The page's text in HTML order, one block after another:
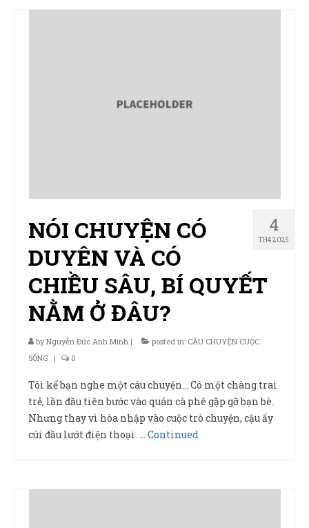
4
TH4 2025
NÓI CHUYỆN CÓ
DUYÊN VÀ CÓ
CHIỀU SÂU, BÍ QUYẾT
NẰM Ở ĐÂU?
byNguyễn Đức Anh Minh | posted in: CÂU CHUYỆN CUỘC
SỐNG
| 0
Tôi kể bạn nghe một câu chuyện… Có một chàng trai
trẻ, lần đầu tiên bước vào quán cà phê gặp gỡ bạn bè.
Nhưng thay vì hòa nhập vào cuộc trò chuyện, cậu ấy
cúi đầu lướt điện thoại. … Continued